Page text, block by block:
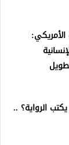
الرواية؟ ..